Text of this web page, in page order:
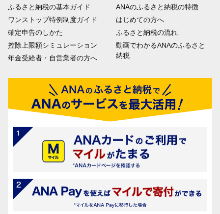
ふるさと納税の基本ガイド
ワンストップ特例制度ガイド
確定申告のしかた
控除上限額シミュレーション
年金受給者・自営業者の方へ
ANAのふるさと納税の特徴
はじめての方へ
ふるさと納税の流れ
動画でわかるANAのふるさと
納税